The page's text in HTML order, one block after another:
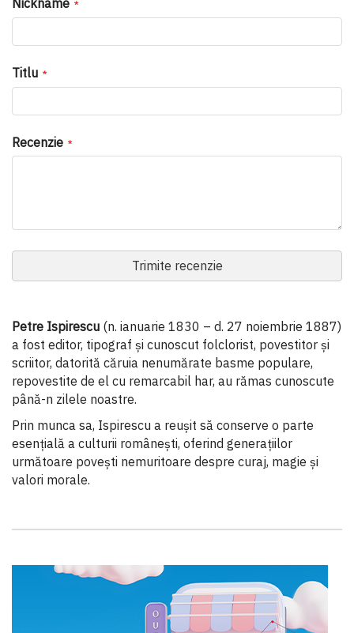
Nickname
Titlu
Recenzie
Trimite recenzie
Petre Ispirescu (n. ianuarie 1830 – d. 27 noiembrie 1887)
a fost editor, tipograf și cunoscut folclorist, povestitor și
scriitor, datorită căruia nenumărate basme populare,
repovestite de el cu remarcabil har, au rămas cunoscute
până-n zilele noastre.
Prin munca sa, Ispirescu a reușit să conserve o parte
esențială a culturii românești, oferind generațiilor
următoare povești nemuritoare despre curaj, magie și
valori morale.